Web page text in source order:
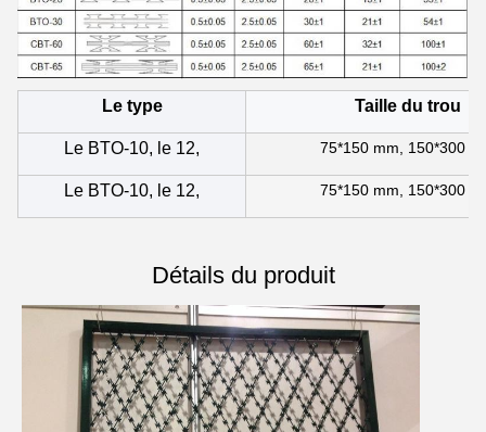
Le type Taille du trou
Le BTO-10, le 12, 75*150 mm, 150*300
Le BTO-10, le 12, 75*150 mm, 150*300
Détails du produit